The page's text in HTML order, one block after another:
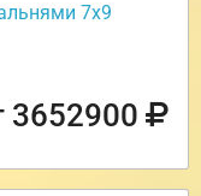
7х9
3652900